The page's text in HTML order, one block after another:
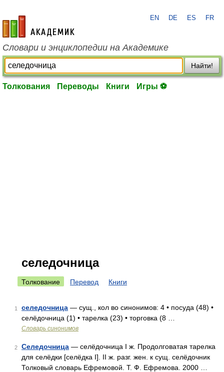
academic.ru
EN DE ES FR
Словари и энциклопедии на Академике
Найти!
Толкования Переводы Книги Игры ⚽
селедочница
Толкование Перевод Книги
1 селедочница — сущ., кол во синонимов: 4 • посуда (48) •
селёдочница (1) • тарелка (23) • торговка (8 …
Словарь синонимов
2 Селедочница — селёдочница I ж. Продолговатая тарелка
для селёдки [селёдка I]. II ж. разг. жен. к сущ. селёдочник
Толковый словарь Ефремовой. Т. Ф. Ефремова. 2000 …